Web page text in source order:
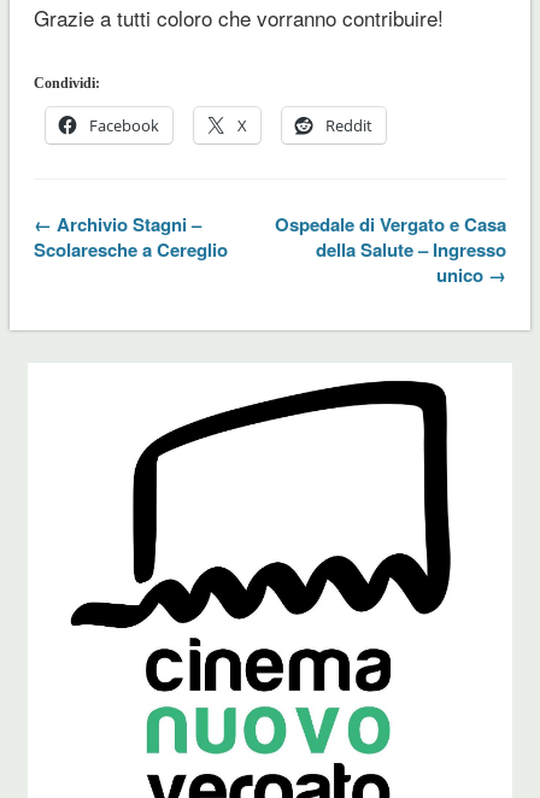
Grazie a tutti coloro che vorranno contribuire!
Condividi:
Facebook X Reddit
← Archivio Stagni –
Scolaresche a Cereglio
Ospedale di Vergato e Casa
della Salute – Ingresso
unico →